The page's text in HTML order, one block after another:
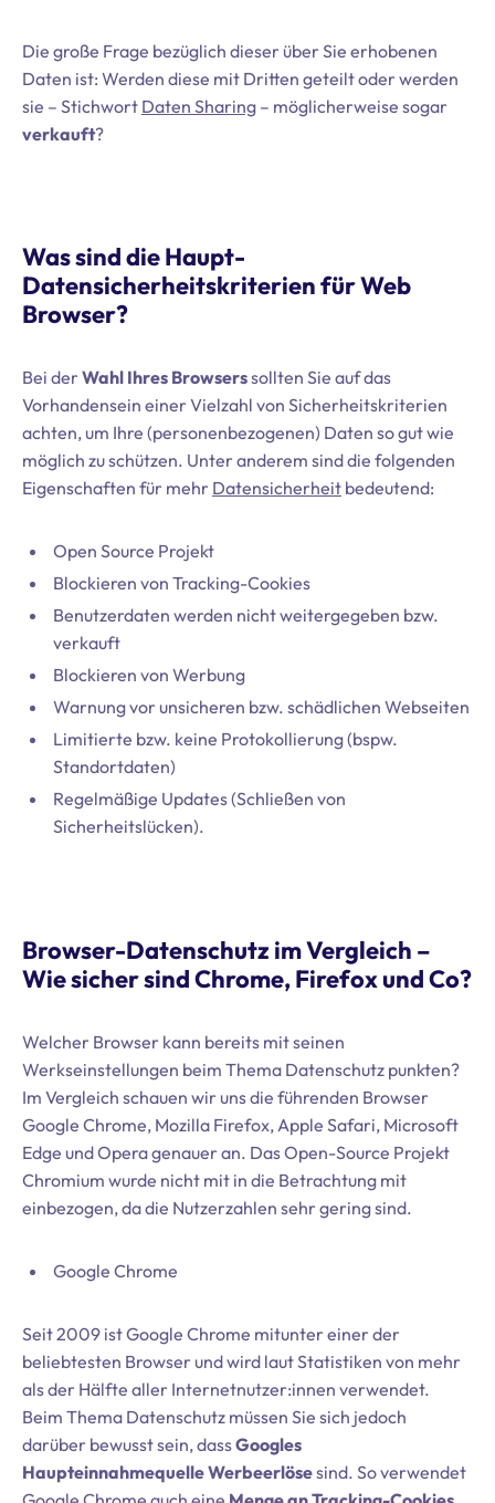
Die große Frage bezüglich dieser über Sie erhobenen
Daten ist: Werden diese mit Dritten geteilt oder werden
sie – Stichwort Daten Sharing – möglicherweise sogar
verkauft?
Was sind die Haupt-
Datensicherheitskriterien für Web
Browser?
Bei derWahl Ihres Browserssollten Sie auf das
Vorhandensein einer Vielzahl von Sicherheitskriterien
achten, um Ihre (personenbezogenen) Daten so gut wie
möglich zu schützen. Unter anderem sind die folgenden
Eigenschaften für mehr Datensicherheit bedeutend:
Open Source Projekt
Blockieren von Tracking-Cookies
Benutzerdaten werden nicht weitergegeben bzw.
verkauft
Blockieren von Werbung
Warnung vor unsicheren bzw. schädlichen Webseiten
Limitierte bzw. keine Protokollierung (bspw.
Standortdaten)
Regelmäßige Updates (Schließen von
Sicherheitslücken).
Browser-Datenschutz im Vergleich –
Wie sicher sind Chrome, Firefox und Co?
Welcher Browser kann bereits mit seinen
Werkseinstellungen beim Thema Datenschutz punkten?
Im Vergleich schauen wir uns die führenden Browser
Google Chrome, Mozilla Firefox, Apple Safari, Microsoft
Edge und Opera genauer an. Das Open-Source Projekt
Chromium wurde nicht mit in die Betrachtung mit
einbezogen, da die Nutzerzahlen sehr gering sind.
Google Chrome
Seit 2009 ist Google Chrome mitunter einer der
beliebtesten Browser und wird laut Statistiken von mehr
als der Hälfte aller Internetnutzer:innen verwendet.
Beim Thema Datenschutz müssen Sie sich jedoch
darüber bewusst sein, dassGoogles
Haupteinnahmequelle Werbeerlösesind. So verwendet